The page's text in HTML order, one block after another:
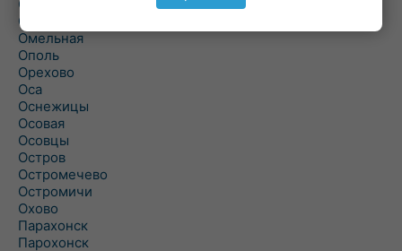
Ольпень
Ольшаны
Омельная
Ополь
Орехово
Оса
Оснежицы
Осовая
Осовцы
Остров
Остромечево
Остромичи
Охово
Парахонск
Парохонск